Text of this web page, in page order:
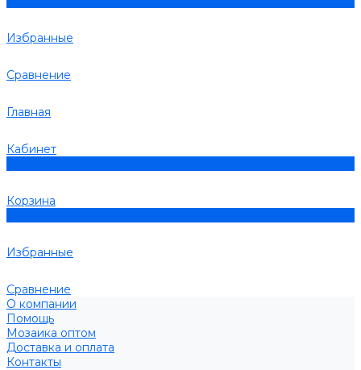
Избранные
Сравнение
Главная
Кабинет
Корзина
Избранные
Сравнение
О компании
Помощь
Мозаика оптом
Доставка и оплата
Контакты